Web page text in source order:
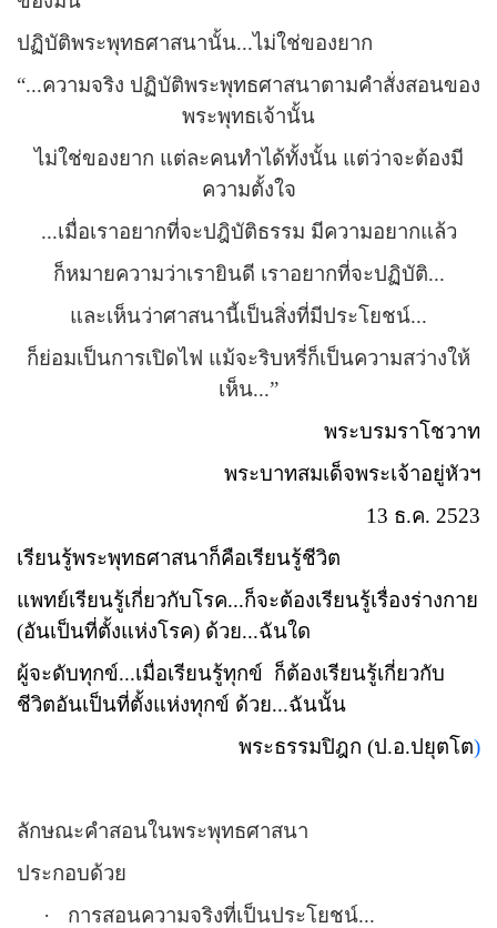
ปฏิบัติพระพุทธศาสนานั้น...ไม่ใช่ของยาก
“...ความจริง ปฏิบัติพระพุทธศาสนาตามคำสั่งสอนของ
พระพุทธเจ้านั้น
ไม่ใช่ของยาก แต่ละคนทำได้ทั้งนั้น แต่ว่าจะต้องมี
ความตั้งใจ
...เมื่อเราอยากที่จะปฎิบัติธรรม มีความอยากแล้ว
ก็หมายความว่าเรายินดี เราอยากที่จะปฏิบัติ...
และเห็นว่าศาสนานี้เป็นสิ่งที่มีประโยชน์...
ก็ย่อมเป็นการเปิดไฟ แม้จะริบหรี่ก็เป็นความสว่างให้
เห็น...”
พระบรมราโชวาท
พระบาทสมเด็จพระเจ้าอยู่หัวฯ
13 ธ.ค. 2523
เรียนรู้พระพุทธศาสนาก็คือเรียนรู้ชีวิต
แพทย์เรียนรู้เกี่ยวกับโรค...ก็จะต้องเรียนรู้เรื่องร่างกาย
(อันเป็นที่ตั้งแห่งโรค) ด้วย...ฉันใด
ผู้จะดับทุกข์...เมื่อเรียนรู้ทุกข์
ก็ต้องเรียนรู้เกี่ยวกับ
ชีวิตอันเป็นที่ตั้งแห่งทุกข์ ด้วย...ฉันนั้น
พระธรรมปิฎก (ป.อ.ปยุตโต)
ลักษณะคำสอนในพระพุทธศาสนา
ประกอบด้วย
·
การสอนความจริงที่เป็นประโยชน์...